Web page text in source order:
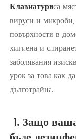
Клавиатуриса
вируси и
повърхности в
хигиена и
заболявания
урок за това как
дълготрайна.
1. Защо